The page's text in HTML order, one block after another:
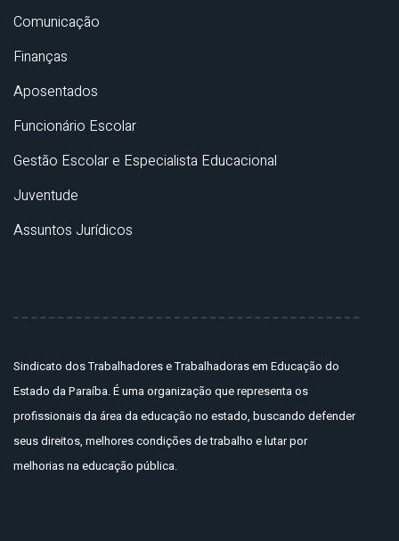
Comunicação
Finanças
Aposentados
Funcionário Escolar
Gestão Escolar e Especialista Educacional
Juventude
Assuntos Jurídicos
Sindicato dos Trabalhadores e Trabalhadoras em Educação do
Estado da Paraíba. É uma organização que representa os
profissionais da área da educação no estado, buscando defender
seus direitos, melhores condições de trabalho e lutar por
melhorias na educação pública.